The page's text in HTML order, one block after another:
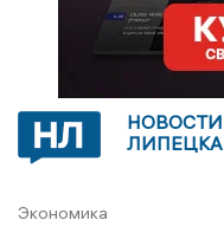
НОВОСТИ
ЛИПЕЦКА
Экономика